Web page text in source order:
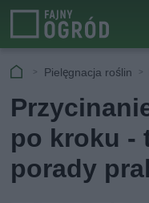
Pielęgnacja roślin
po kroku -
porady